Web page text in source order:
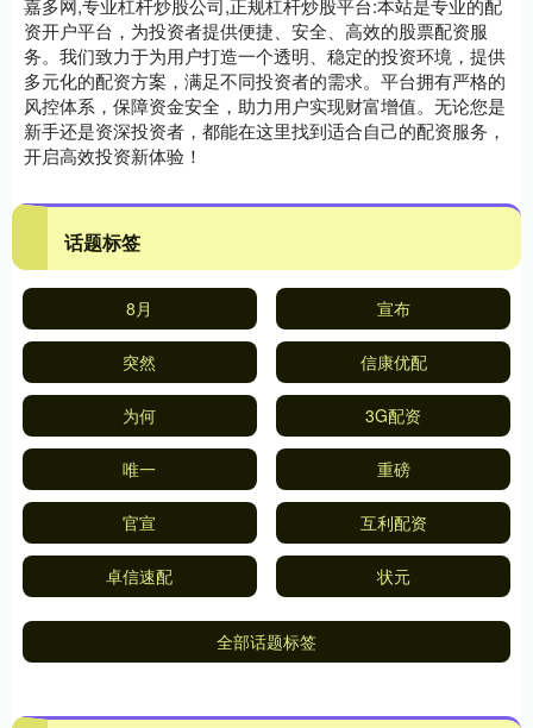
嘉多网,专业杠杆炒股公司,正规杠杆炒股平台:本站是专业的配
资开户平台，为投资者提供便捷、安全、高效的股票配资服
务。我们致力于为用户打造一个透明、稳定的投资环境，提供
多元化的配资方案，满足不同投资者的需求。平台拥有严格的
风控体系，保障资金安全，助力用户实现财富增值。无论您是
新手还是资深投资者，都能在这里找到适合自己的配资服务，
开启高效投资新体验！
话题标签
8月 宣布
突然 信康优配
为何 3G配资
唯一 重磅
官宣 互利配资
卓信速配 状元
全部话题标签